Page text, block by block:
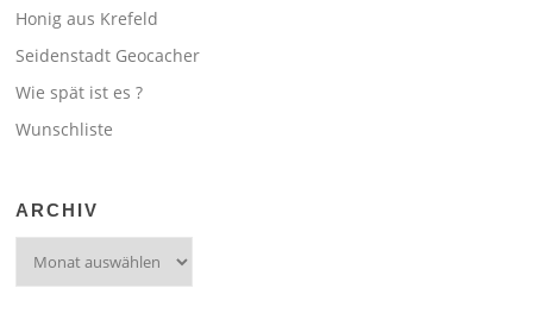
Honig aus Krefeld
Seidenstadt Geocacher
Wie spät ist es ?
Wunschliste
ARCHIV